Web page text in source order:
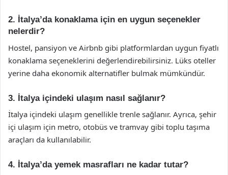
2. İtalya’da konaklama için en uygun seçenekler
nelerdir?
Hostel, pansiyon ve Airbnb gibi platformlardan uygun fiyatlı
konaklama seçeneklerini değerlendirebilirsiniz. Lüks oteller
yerine daha ekonomik alternatifler bulmak mümkündür.
3. İtalya içindeki ulaşım nasıl sağlanır?
İtalya içindeki ulaşım genellikle trenle sağlanır. Ayrıca, şehir
içi ulaşım için metro, otobüs ve tramvay gibi toplu taşıma
araçları da kullanılabilir.
4. İtalya’da yemek masrafları ne kadar tutar?